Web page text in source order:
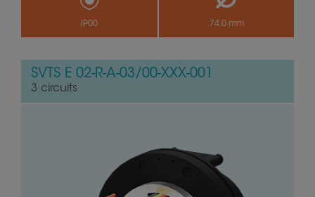
IP00 74.0 mm
SVTS E 02-R-A-03/00-XXX-001
3 circuits